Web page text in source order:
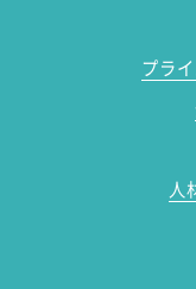
プラ
人